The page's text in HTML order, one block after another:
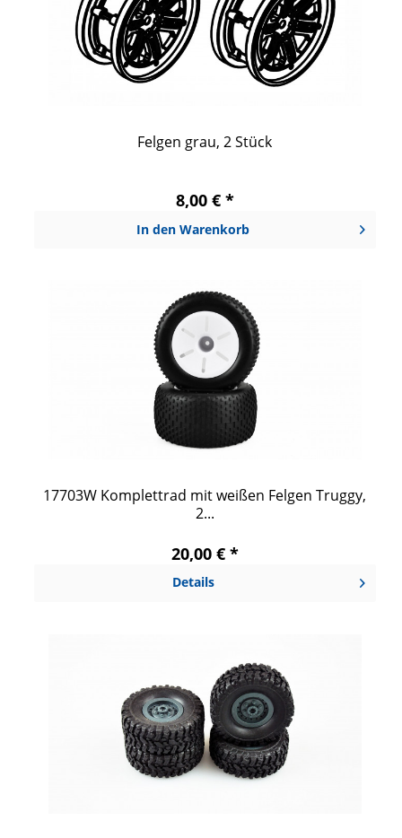
Felgen grau, 2 Stück
8,00 € *
In den Warenkorb
17703W Komplettrad mit weißen Felgen Truggy,
2...
20,00 € *
Details